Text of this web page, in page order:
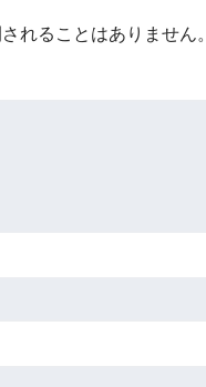
れることはありません。